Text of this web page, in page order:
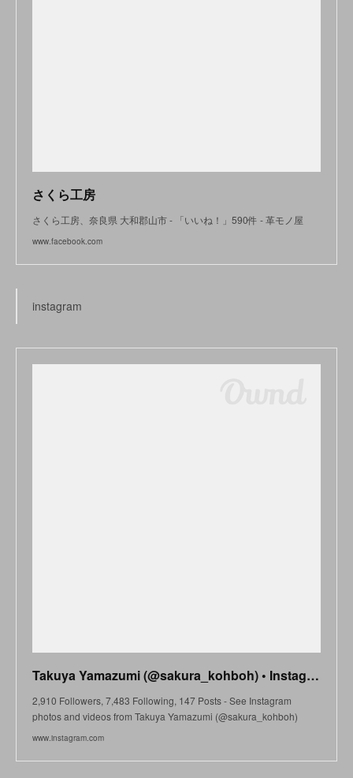
さくら工房
さくら工房、奈良県 大和郡山市 - 「いいね！」590件 - 革モノ屋
www.facebook.com
instagram
Takuya Yamazumi (@sakura_kohboh) • Instagram photos and videos
2,910 Followers, 7,483 Following, 147 Posts - See Instagram
photos and videos from Takuya Yamazumi (@sakura_kohboh)
www.instagram.com